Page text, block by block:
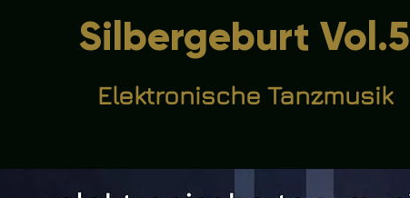
Silbergeburt Vol.5
Elektronische Tanzmusik